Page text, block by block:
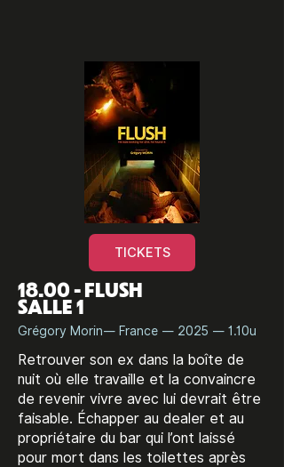
TICKETS
18.00 - FLUSH
SALLE 1
Grégory Morin— France — 2025 — 1.10u
Retrouver son ex dans la boîte de
nuit où elle travaille et la convaincre
de revenir vivre avec lui devrait être
faisable. Échapper au dealer et au
propriétaire du bar qui l’ont laissé
pour mort dans les toilettes après